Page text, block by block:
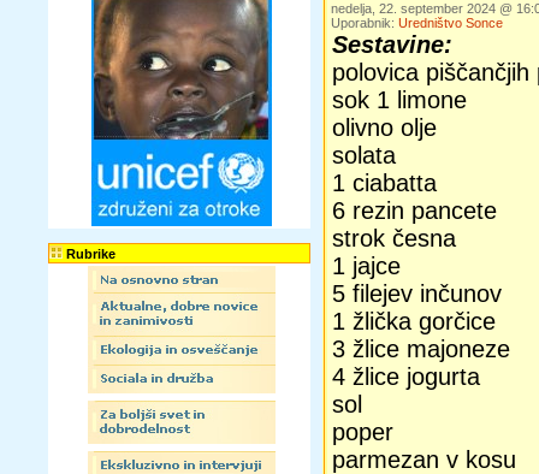
Rubrike
nedelja, 22. september 2024 @
Uporabnik: Uredništvo Sonce
Sestavine:
polovica piščančjih
sok 1 limone
olivno olje
solata
1 ciabatta
6 rezin pancete
strok česna
1 jajce
5 filejev inčunov
1 žlička gorčice
3 žlice majoneze
4 žlice jogurta
sol
poper
parmezan v kosu